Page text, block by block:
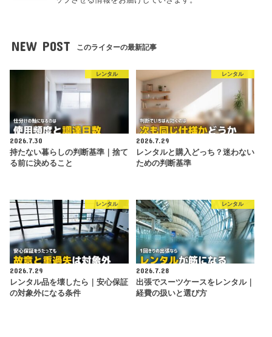
NEW POST このライターの最新記事
レンタル
2026.7.30
持たない暮らしの判断基準｜捨て
る前に決めること
レンタル
2026.7.29
レンタルと購入どっち？迷わない
ための判断基準
レンタル
2026.7.29
レンタル品を壊したら｜安心保証
の対象外になる条件
レンタル
2026.7.28
出張でスーツケースをレンタル｜
経費の扱いと選び方